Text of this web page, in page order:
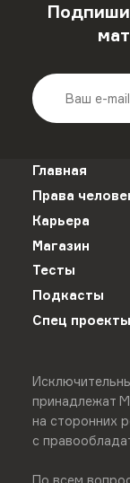
Главная
Права
Карьера
Магазин
Тесты
Подкасты
Спец проекты
принадлежат
на сторонних
с
По всем